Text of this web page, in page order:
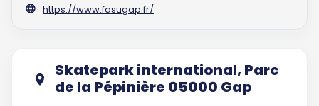
https://www.fasugap.fr/
Skatepark international, Parc
de la Pépinière 05000 Gap